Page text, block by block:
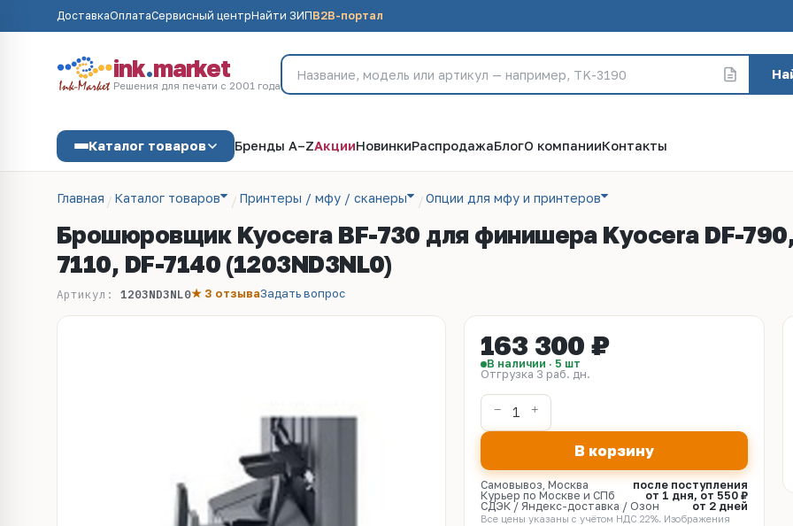
ДоставкаОплатаСервисный центрНайти ЗИПB2B-портал
ink.market
Решения для печати с 2001 года
Каталог товаров Бренды A–ZАкцииНовинкиРаспродажаБлогО компанииКонтакты
Главная Каталог товаров Принтеры / мфу / сканеры Опции для мфу и принтеров
Брошюровщик Kyocera BF-730 для финишера Kyocera DF-790,
7110, DF-7140 (1203ND3NL0)
Артикул: 1203ND3NL0★ 3 отзываЗадать вопрос
163 300 ₽
В наличии · 5 шт
Отгрузка 3 раб. дн.
В корзину
Самовывоз, Москва
после поступления
Курьер по Москве и СПб
от 1 дня, от 550 ₽
СДЭК / Яндекс-доставка / Озон
от 2 дней
Все цены указаны с учётом НДС 22%. Изображения